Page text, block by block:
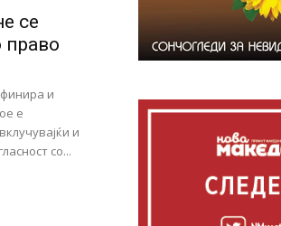
се
право
и
е
и
со...